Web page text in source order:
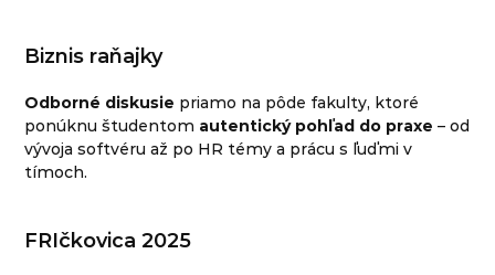
Biznis raňajky
Odborné diskusie priamo na pôde fakulty, ktoré
ponúknu študentom autentický pohľad do praxe – od
vývoja softvéru až po HR témy a prácu s ľuďmi v
tímoch.
FRIčkovica 2025